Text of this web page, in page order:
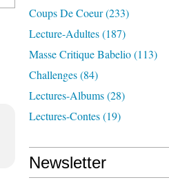
Coups De Coeur(233)
Lecture-Adultes(187)
Masse Critique Babelio(113)
Challenges(84)
Lectures-Albums(28)
Lectures-Contes(19)
Newsletter